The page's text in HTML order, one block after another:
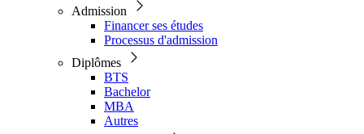
Admission
Financer ses études
Processus d'admission
Diplômes
BTS
Bachelor
MBA
Autres